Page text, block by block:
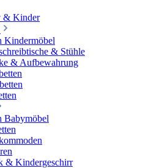
& Kinder
Kindermöbel
& Stühle
& Aufbewahrung
Babymöbel
& Kindergeschirr